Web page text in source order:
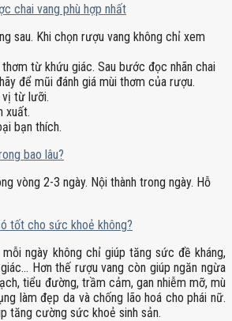
chai vang phù hợp nhất
sau. Khi chọn rượu vang không chỉ xem
từ khứu giác. Sau bước đọc nhãn chai
để mũi đánh giá mùi thơm của rượu.
vị từ lưỡi.
xuất.
bạn thích.
bao lâu?
vòng 2-3 ngày. Nội thành trong ngày. Hỗ
tốt cho sức khoẻ không?
ngày không chỉ giúp tăng sức đề kháng,
Hơn thế rượu vang còn giúp ngăn ngừa
tiểu đường, trầm cảm, gan nhiễm mỡ, mù
làm đẹp da và chống lão hoá cho phái nữ.
tăng cường sức khoẻ sinh sản.